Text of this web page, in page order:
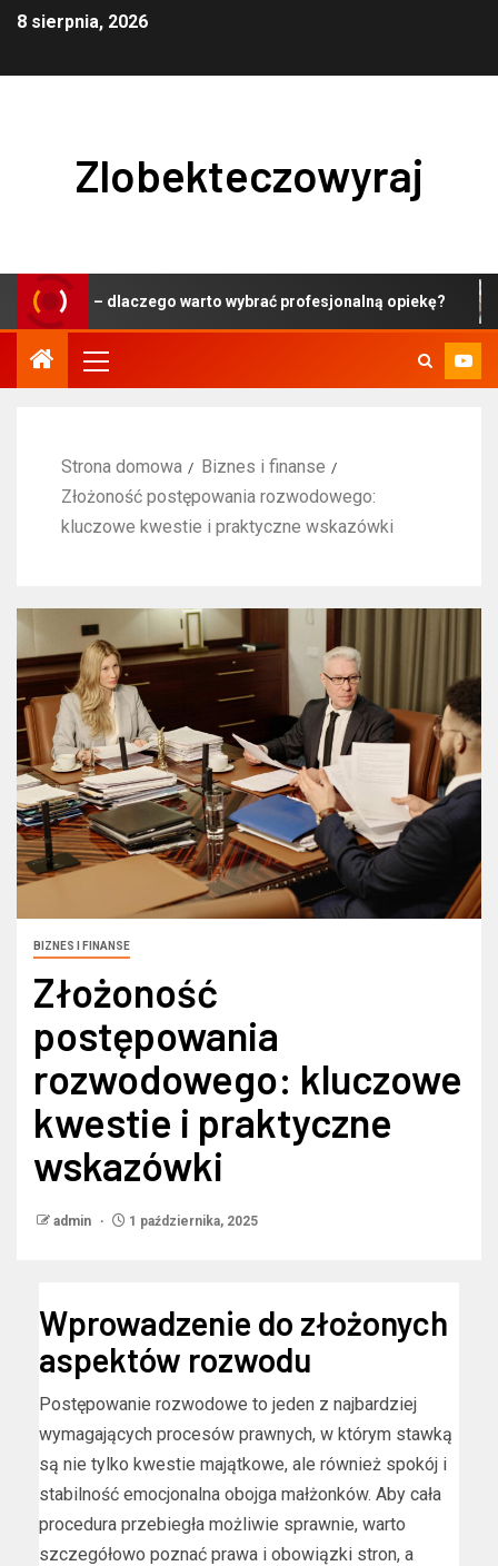
8 sierpnia, 2026
Zlobekteczowyraj
– dlaczego warto wybrać profesjonalną opiekę?
Strona domowa
Biznes i finanse
Złożoność postępowania rozwodowego:
kluczowe kwestie i praktyczne wskazówki
BIZNES I FINANSE
Złożoność
postępowania
rozwodowego: kluczowe
kwestie i praktyczne
wskazówki
admin 1 października, 2025
Wprowadzenie do złożonych
aspektów rozwodu
Postępowanie rozwodowe to jeden z najbardziej
wymagających procesów prawnych, w którym stawką
są nie tylko kwestie majątkowe, ale również spokój i
stabilność emocjonalna obojga małżonków. Aby cała
procedura przebiegła możliwie sprawnie, warto
szczegółowo poznać prawa i obowiązki stron, a